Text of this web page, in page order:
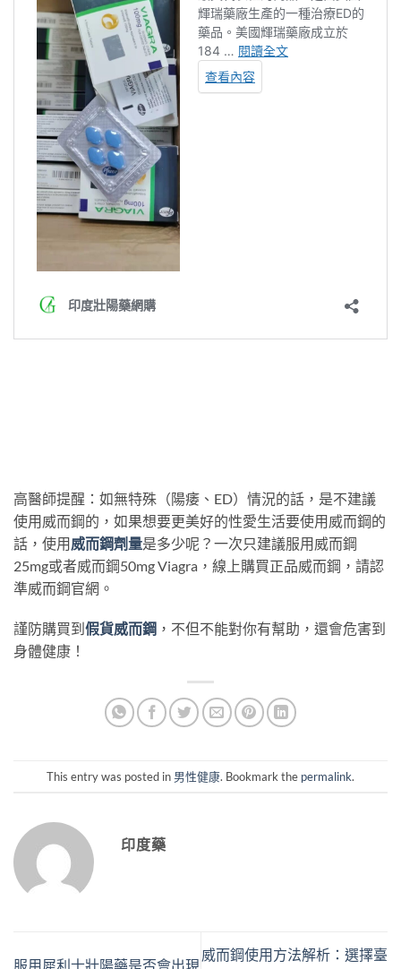
高醫師提醒：如無特殊（陽痿、ED）情況的話，是不建議
使用威而鋼的，如果想要更美好的性愛生活要使用威而鋼的
話，使用威而鋼劑量是多少呢？一次只建議服用威而鋼
25mg或者威而鋼50mg Viagra，線上購買正品威而鋼，請認
準威而鋼官網。
謹防購買到 假貨威而鋼 ，不但不能對你有幫助，還會危害到
身體健康！
This entry was posted in 男性健康. Bookmark the permalink.
印度藥
服用犀利士壯陽藥是否會出現
威而鋼使用方法解析：選擇臺